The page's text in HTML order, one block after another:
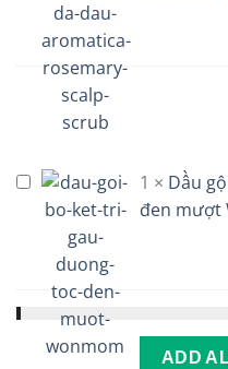
chết
Aromatica
Rosemary
Scrub
Dầu
gàu,
1 × Dầu
đen mượt
ADD